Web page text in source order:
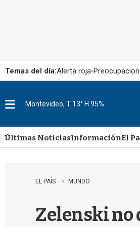
Temas del día:Alerta roja
u
Montevideo, T 13° H 95%
Últimas NoticiasInformaciónEl
EL PAÍS MUNDO
Zelenski no